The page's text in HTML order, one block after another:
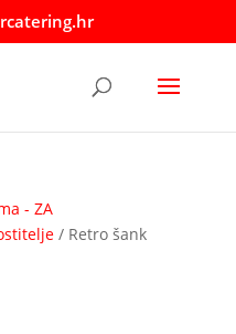
- ZA
/ Retro šank